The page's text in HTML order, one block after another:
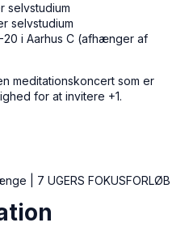
selvstudium
selvstudium
20 i Aarhus C (afhænger af
meditationskoncert som er
for at invitere +1.
| 7 UGERS FOKUSFORLØB